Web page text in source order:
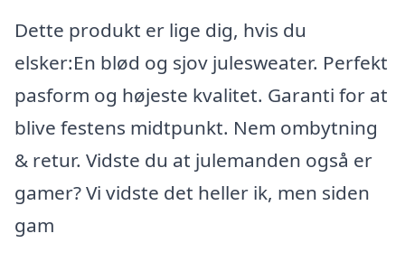
Dette produkt er lige dig, hvis du
elsker:En blød og sjov julesweater. Perfekt
pasform og højeste kvalitet. Garanti for at
blive festens midtpunkt. Nem ombytning
& retur. Vidste du at julemanden også er
gamer? Vi vidste det heller ik, men siden
gam